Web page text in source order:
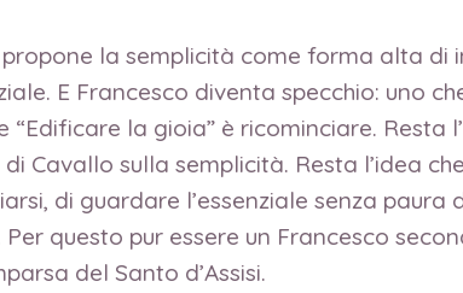
la semplicità come forma alta di
E Francesco diventa specchio: uno
la gioia” è ricominciare.
Cavallo sulla semplicità. Resta l’idea
di guardare l’essenziale senza
questo pur essere un Francesco
del Santo d’Assisi.